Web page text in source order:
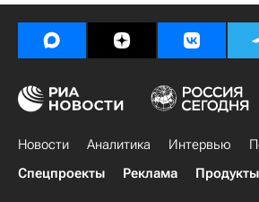
Новости Аналитика Интервью
Спецпроекты
Реклама